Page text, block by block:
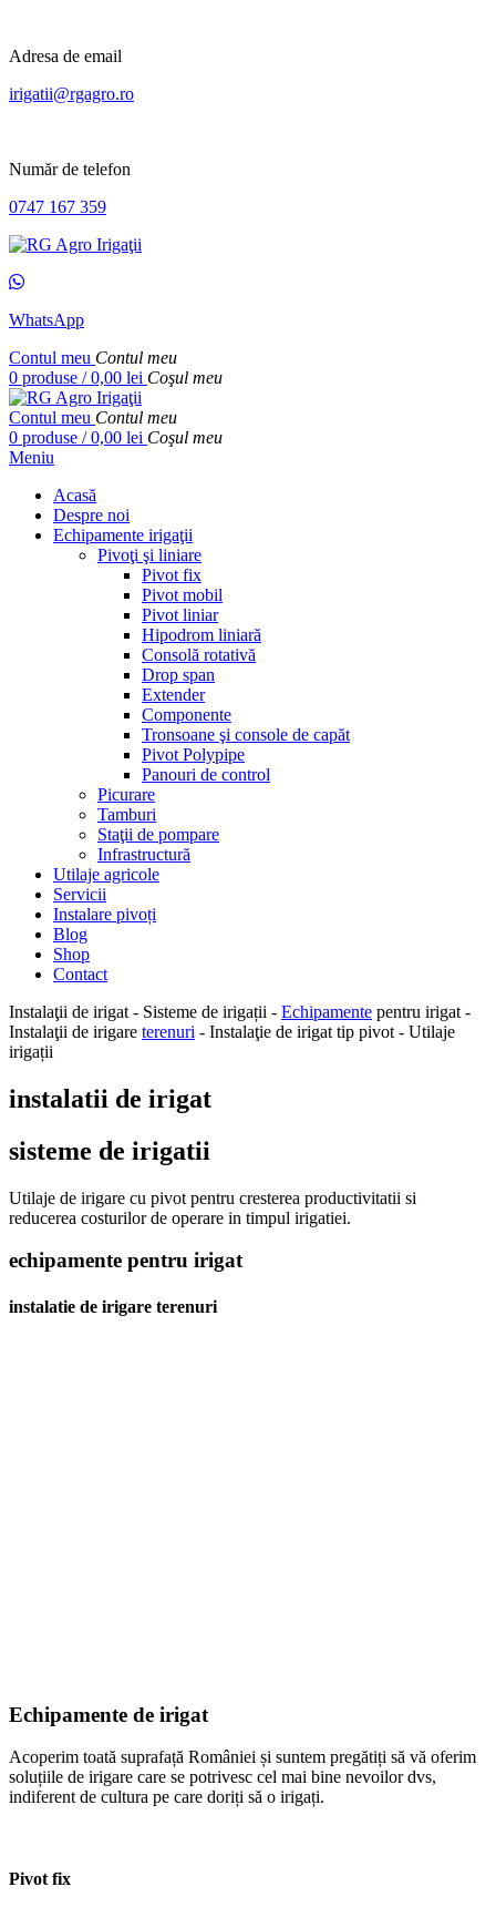
Adresa de email
irigatii@rgagro.ro
Număr de telefon
0747 167 359
WhatsApp
Contul meu Contul meu
0 produse / 0,00 lei Coşul meu
Contul meu Contul meu
0 produse / 0,00 lei Coşul meu
Meniu
Acasă
Despre noi
Echipamente irigaţii
Pivoţi şi liniare
Pivot fix
Pivot mobil
Pivot liniar
Hipodrom liniară
Consolă rotativă
Drop span
Extender
Componente
Tronsoane şi console de capăt
Pivot Polypipe
Panouri de control
Picurare
Tamburi
Staţii de pompare
Infrastructură
Utilaje agricole
Servicii
Instalare pivoți
Blog
Shop
Contact
Instalaţii de irigat - Sisteme de irigații - Echipamente pentru irigat -
Instalaţii de irigare terenuri - Instalaţie de irigat tip pivot - Utilaje
irigații
instalatii de irigat
sisteme de irigatii
Utilaje de irigare cu pivot pentru cresterea productivitatii si
reducerea costurilor de operare in timpul irigatiei.
echipamente pentru irigat
instalatie de irigare terenuri
Echipamente de irigat
Acoperim toată suprafață României și suntem pregătiți să vă oferim
soluțiile de irigare care se potrivesc cel mai bine nevoilor dvs,
indiferent de cultura pe care doriți să o irigați.
Pivot fix